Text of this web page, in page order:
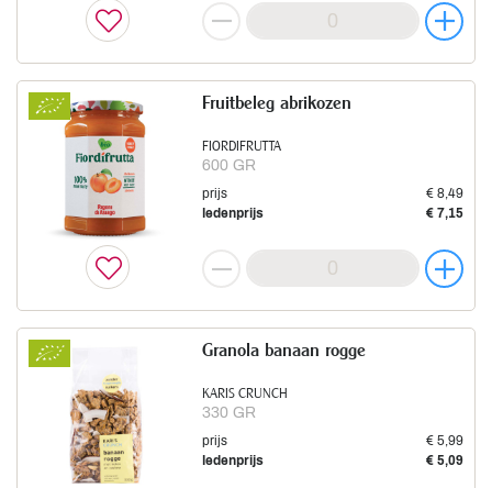
FIORDIFRUTTA
600 GR
Fruitbeleg abrikozen
prijs
€ 8,49
ledenprijs
€ 7,15
KARIS CRUNCH
330 GR
Granola banaan rogge
prijs
€ 5,99
ledenprijs
€ 5,09